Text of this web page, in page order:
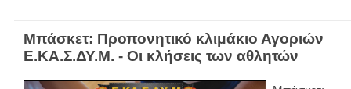
Μπάσκετ: Προπονητικό κλιμάκιο Αγοριών
Ε.ΚΑ.Σ.ΔΥ.Μ. - Οι κλήσεις των αθλητών